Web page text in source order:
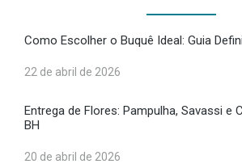
Como Escolher o Buquê Ideal: Guia
22 de abril de 2026
Entrega de Flores: Pampulha, Savassi e
BH
20 de abril de 2026